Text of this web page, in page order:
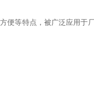
等特点，被广泛应用于